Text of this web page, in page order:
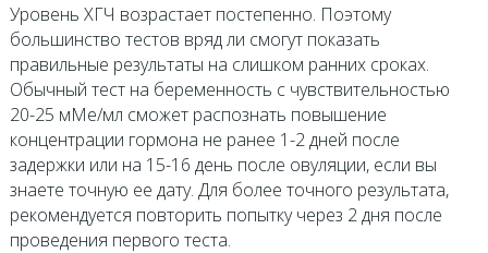
Уровень ХГЧ возрастает постепенно. Поэтому
большинство тестов вряд ли смогут показать
правильные результаты на слишком ранних сроках.
Обычный тест на беременность с чувствительностью
20-25 мМе/мл сможет распознать повышение
концентрации гормона не ранее 1-2 дней после
задержки или на 15-16 день после овуляции, если вы
знаете точную ее дату. Для более точного результата,
рекомендуется повторить попытку через 2 дня после
проведения первого теста.